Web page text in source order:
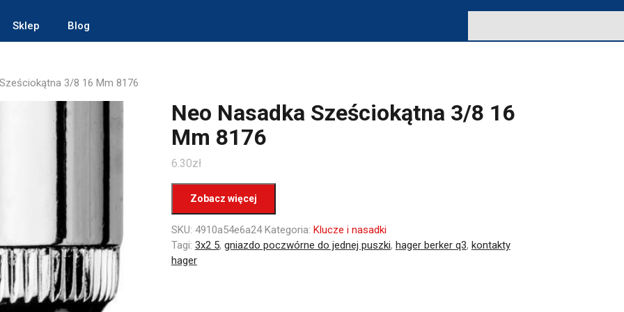
Sklep Blog
3/8 16 Mm 8176
Neo Nasadka Sześciokątna 3/8 16
Mm 8176
6.30zł
Zobacz więcej
SKU: 4910a54e6a24 Kategoria: Klucze i nasadki
Tagi: 3x2 5, gniazdo poczwórne do jednej puszki, hager berker q3, kontakty
hager